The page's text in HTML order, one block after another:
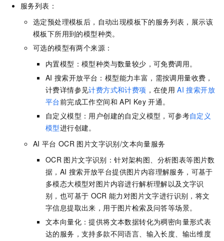
服务列表：
选定预处理模板后，自动出现模板下的服务列表，展示该
模板下所用到的模型种类。
可选的模型有两个来源：
内置模型：模型种类与数量较少，可免费调用。
AI 搜索开放平台：模型能力丰富，需按调用量收费，
计费详情参见计费方式和计费项 ，在使用 AI 搜索开放
平台前完成工作空间和 API Key 开通。
自定义模型：用户创建的自定义模型，可参考自定义
模型进行创建。
AI 平台 OCR 图片文字识别/文本向量服务
OCR 图片文字识别：针对架构图、分析图表等图片数
据，AI 搜索开放平台提供图片内容理解服务，可基于
多模态大模型对图片内容进行解析理解以及文字识
别，也可基于 OCR 能力对图片文字进行识别，将文
字信息提取出来，用于图片检索及问答等场景。
文本向量化：提供将文本数据转化为稠密向量形式表
达的服务，支持多款不同语言、输入长度、输出维度